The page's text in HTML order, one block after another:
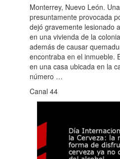
Monterrey, Nuevo León.
presuntamente provocada
dejó gravemente lesionado
en una vivienda de la
además de causar
encontraba en el inmueble.
en una casa ubicada en la
número …
Canal 44